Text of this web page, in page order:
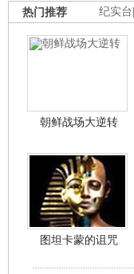
纪实台
热门推荐
朝鲜战场大逆转
图坦卡蒙的诅咒